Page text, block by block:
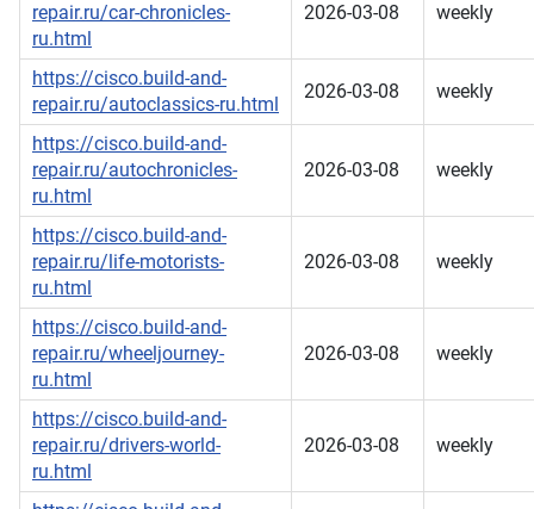
repair.ru/car-chronicles-
ru.html
2026-03-08 weekly
https://cisco.build-and-
repair.ru/autoclassics-ru.html
2026-03-08 weekly
https://cisco.build-and-
repair.ru/autochronicles-
ru.html
2026-03-08 weekly
https://cisco.build-and-
repair.ru/life-motorists-
ru.html
2026-03-08 weekly
https://cisco.build-and-
repair.ru/wheeljourney-
ru.html
2026-03-08 weekly
https://cisco.build-and-
repair.ru/drivers-world-
ru.html
2026-03-08 weekly